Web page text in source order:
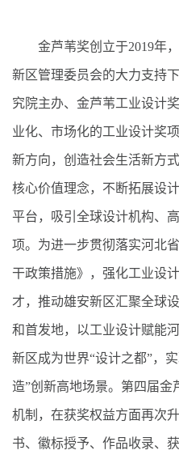
金芦苇奖创立于2019年，
新区管理委员会的大力支持
究院主办、金芦苇工业设计
业化、市场化的工业设计奖
新方向，创造社会生活新方
核心价值理念，不断拓展设
平台，吸引全球设计机构、
项。为进一步贯彻落实河北
干政策措施》，强化工业设
才，推动雄安新区汇聚全球
和首发地，以工业设计赋能
新区成为世界“设计之都”，
造”创新高地场景。第四届金
机制，在获奖权益方面再次
书、徽标授予、作品收录、